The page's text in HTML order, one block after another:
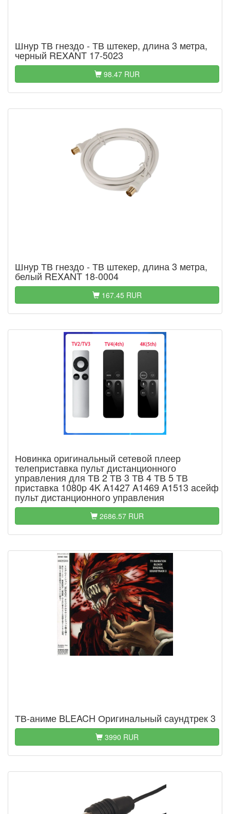
Шнур ТВ гнездо - ТВ штекер, длина 3 метра,
черный REXANT 17-5023
98.47 RUR
Шнур ТВ гнездо - ТВ штекер, длина 3 метра,
белый REXANT 18-0004
167.45 RUR
Новинка оригинальный сетевой плеер
телеприставка пульт дистанционного
управления для ТВ 2 ТВ 3 ТВ 4 ТВ 5 ТВ
приставка 1080p 4K A1427 A1469 A1513 aсейф
пульт дистанционного управления
2686.57 RUR
ТВ-аниме BLEACH Оригинальный саундтрек 3
3990 RUR